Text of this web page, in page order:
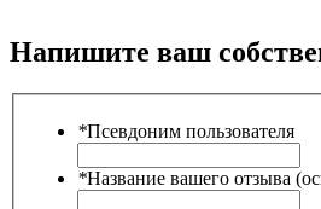
Напишите ваш
*Псевдоним пользователя
*Название вашего отзыва